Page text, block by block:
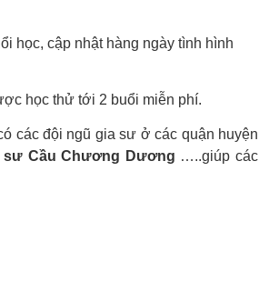
học, cập nhật hàng ngày tình hình
học thử tới 2 buổi miễn phí.
các đội ngũ gia sư ở các quận huyện
sư Cầu Chương Dương …..giúp các